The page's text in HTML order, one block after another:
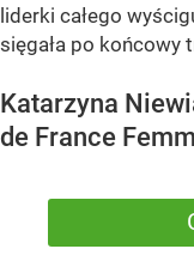
liderki całego
sięgała po końcowy
Katarzyna
de France